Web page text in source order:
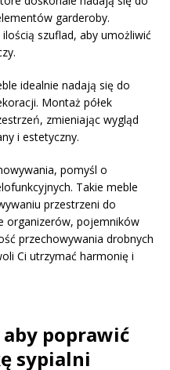
garderoby.
szuflad, aby umożliwić
idealnie nadają się do
Montaż półek
zmieniając wygląd
i estetyczny.
pomyśl o
Takie meble
przestrzeni do
organizerów, pojemników
przechowywania drobnych
Ci utrzymać harmonię i
poprawić
sypialni